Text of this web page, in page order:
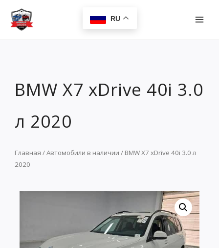
Перейти
содержимому
RU
BMW X7 xDrive 40i 3.0
л 2020
Главная /Автомобили в наличии / BMW X7 xDrive 40i 3.0 л
2020